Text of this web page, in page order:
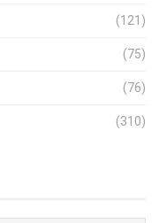
(121)
(75)
(76)
(310)